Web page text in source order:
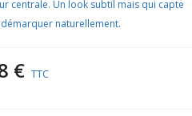
centrale. Un look subtil mais qui capte
naturellement.
€ TTC